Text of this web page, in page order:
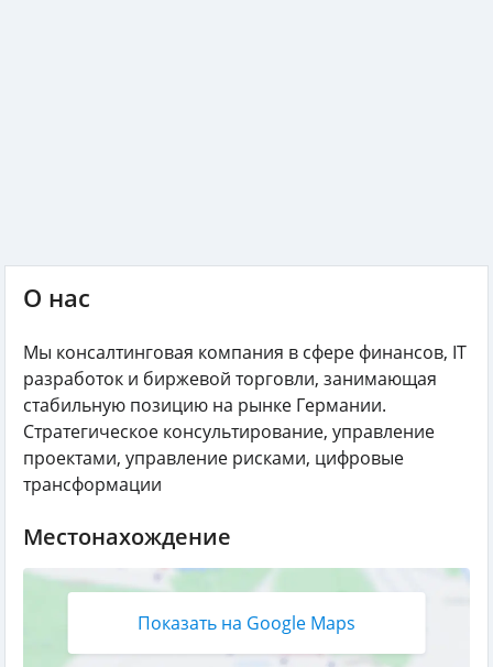
О нас
Мы консалтинговая компания в сфере финансов, IT
разработок и биржевой торговли, занимающая
стабильную позицию на рынке Германии.
Стратегическое консультирование, управление
проектами, управление рисками, цифровые
трансформации
Местонахождение
Показать на Google Maps